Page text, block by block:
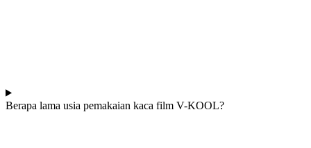
Berapa lama usia pemakaian kaca film V-KOOL?